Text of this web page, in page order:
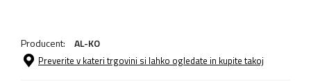
Producent: AL-KO
Preverite v kateri trgovini si lahko ogledate in kupite takoj